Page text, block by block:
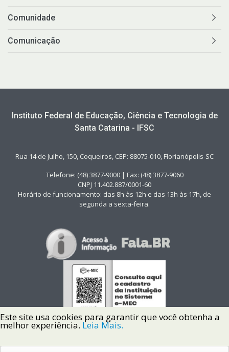
Comunidade
Comunicação
Instituto Federal de Educação, Ciência e Tecnologia de
Santa Catarina - IFSC
Rua 14 de Julho, 150, Coqueiros, CEP: 88075-010, Florianópolis-SC
Telefone: (48) 3877-9000 | Fax: (48) 3877-9060
CNPJ 11.402.887/0001-60
Horário de funcionamento: das 8h às 12h e das 13h às 17h, de
segunda a sexta-feira.
Este site usa cookies para garantir que você obtenha a
melhor experiência. Leia Mais.